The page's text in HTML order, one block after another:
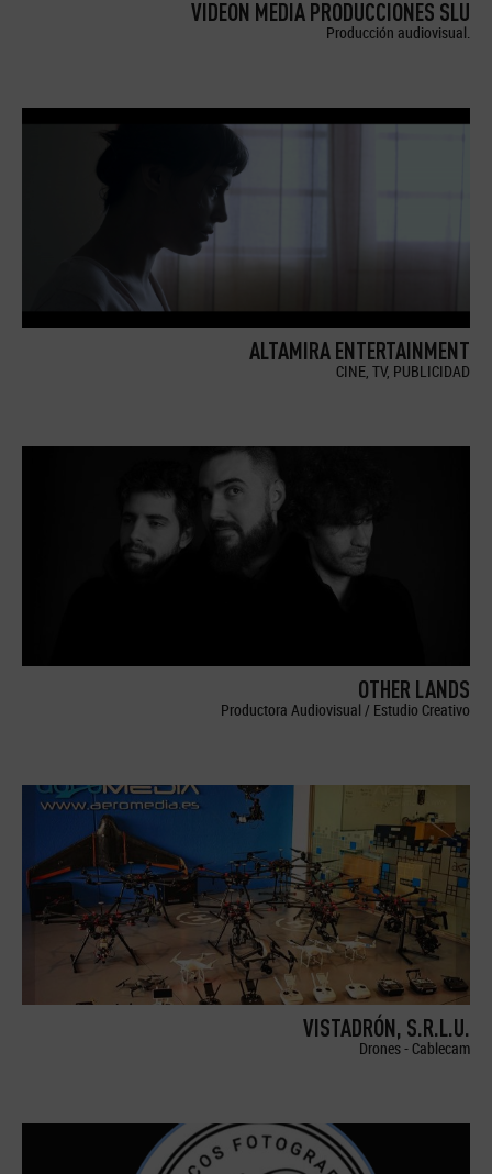
VIDEON MEDIA PRODUCCIONES SLU
Producción audiovisual.
ALTAMIRA ENTERTAINMENT
CINE, TV, PUBLICIDAD
OTHER LANDS
Productora Audiovisual / Estudio Creativo
VISTADRÓN, S.R.L.U.
Drones - Cablecam